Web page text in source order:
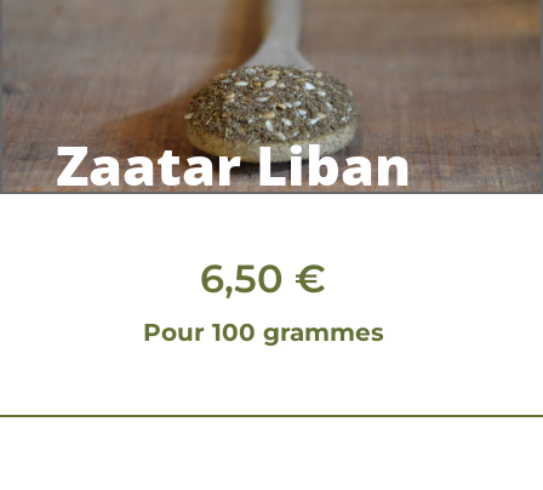
Zaatar Liban
6,50 €
Pour 100 grammes